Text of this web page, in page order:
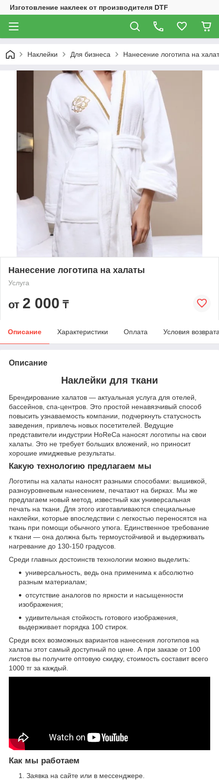
Изготовление наклеек от производителя DTF
Наклейки Для бизнеса Нанесение логотипа на
Нанесение логотипа на халаты
Услуга
от 2 000 ₸
Описание Характеристики Оплата Условия
Описание
Наклейки для ткани
Брендирование халатов — актуальная услуга для отелей,
бассейнов, спа-центров. Это простой ненавязчивый способ
повысить узнаваемость компании, подчеркнуть статусность
заведения, привлечь новых посетителей. Ведущие
представители индустрии HoReCa наносят логотипы на свои
халаты. Это не требует больших вложений, но приносит
хорошие имиджевые результаты.
Какую технологию предлагаем мы
Логотипы на халаты наносят разными способами: вышивкой,
разноуровневым нанесением, печатают на бирках. Мы же
предлагаем новый метод, известный как универсальная
печать на ткани. Для этого изготавливаются специальные
наклейки, которые впоследствии с легкостью переносятся на
ткань при помощи обычного утюга. Единственное требование
к ткани — она должна быть термоустойчивой и выдерживать
нагревание до 130-150 градусов.
Среди главных достоинств технологии можно выделить:
универсальность, ведь она применима к абсолютно
разным материалам;
отсутствие аналогов по яркости и насыщенности
изображения;
удивительная стойкость готового изображения,
выдерживает порядка 100 стирок.
Среди всех возможных вариантов нанесения логотипов на
халаты этот самый доступный по цене. А при заказе от 100
листов вы получите оптовую скидку, стоимость составит всего
1000 тг за каждый.
Как мы работаем
Заявка на сайте или в мессенджере.